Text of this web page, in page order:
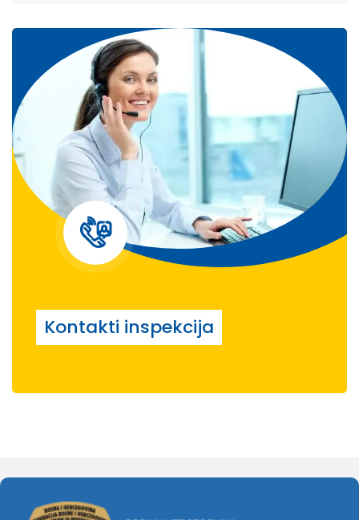
Kontakti inspekcija